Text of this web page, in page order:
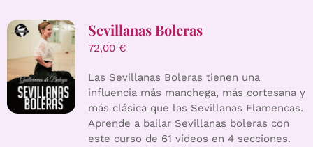
Sevillanas Boleras
72,00 €
Las Sevillanas Boleras tienen una
influencia más manchega, más cortesana y
más clásica que las Sevillanas Flamencas.
Aprende a bailar Sevillanas boleras con
este curso de 61 vídeos en 4 secciones.